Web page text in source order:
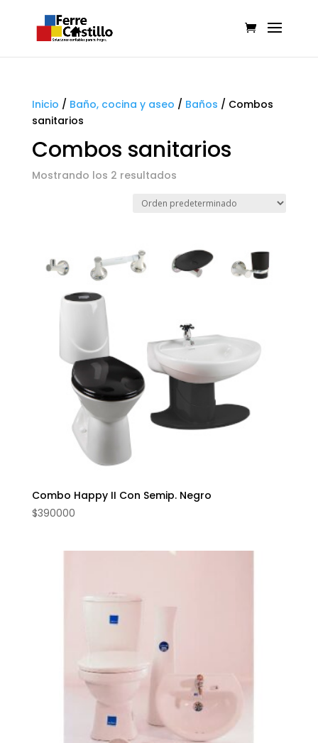
Inicio / Baño, cocina y aseo / Baños / Combos
sanitarios
Combos sanitarios
Mostrando los 2 resultados
Combo Happy II Con Semip. Negro
$390000